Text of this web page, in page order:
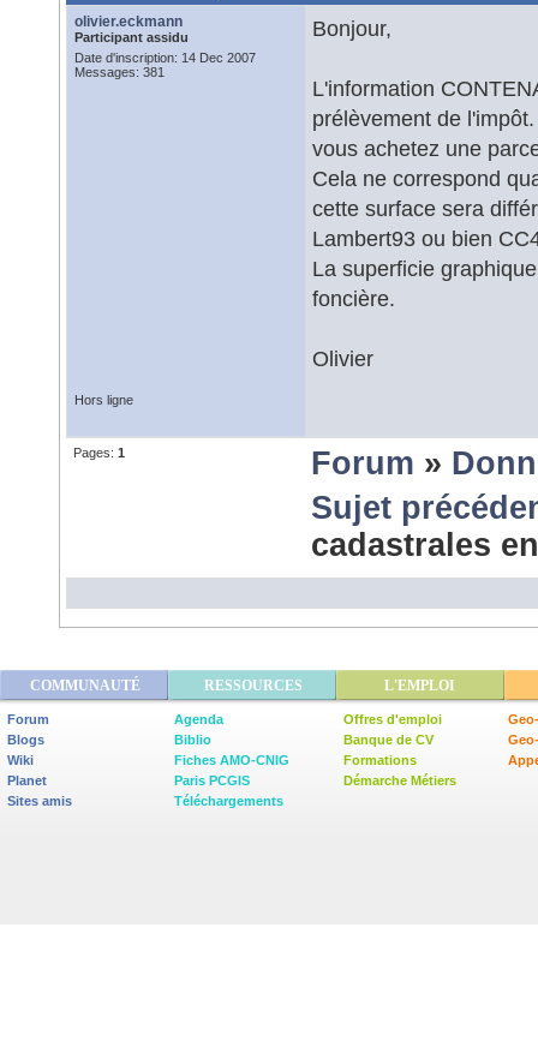
olivier.eckmann
Participant assidu
Date d'inscription: 14 Dec 2007
Messages: 381
Bonjour,
L'information
prélèvement de
vous achetez une
Cela ne correspond
cette surface sera
Lambert93 ou bien
La superficie
foncière.
Olivier
Hors ligne
Pages: 1 Forum »
Sujet
cadastrales
COMMUNAUTÉ RESSOURCES L'EMPLOI
Forum
Blogs
Wiki
Planet
Sites amis
Agenda
Biblio
Fiches AMO-CNIG
Paris PCGIS
Téléchargements
Offres d'emploi
Banque de CV
Formations
Démarche Métiers